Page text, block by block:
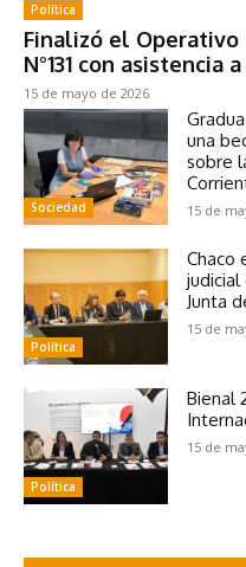
Política
Finalizó el
N°131 con asistencia
15 de mayo de 2026
Sociedad
una
sobre
15 de
Política
Chaco
judicial
Junta
15 de
Política
Bienal
15 de